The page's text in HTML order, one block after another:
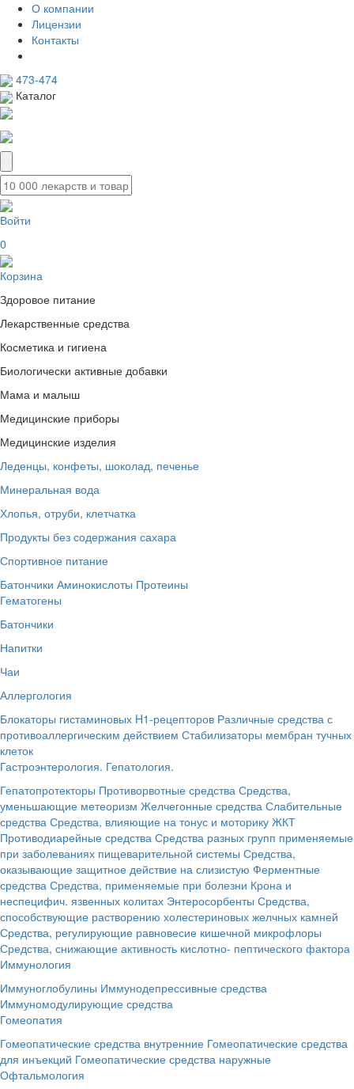
О компании
Лицензии
Контакты
473-474
Каталог
Войти
0
Корзина
Здоровое питание
Лекарственные средства
Косметика и гигиена
Биологически активные добавки
Мама и малыш
Медицинские приборы
Медицинские изделия
Леденцы, конфеты, шоколад, печенье
Минеральная вода
Хлопья, отруби, клетчатка
Продукты без содержания сахара
Спортивное питание
Батончики Аминокислоты Протеины
Гематогены
Батончики
Напитки
Чаи
Аллергология
Блокаторы гистаминовых H1-рецепторов Различные средства с
противоаллергическим действием Стабилизаторы мембран тучных
клеток
Гастроэнтерология. Гепатология.
Гепатопротекторы Противорвотные средства Средства,
уменьшающие метеоризм Желчегонные средства Слабительные
средства Средства, влияющие на тонус и моторику ЖКТ
Противодиарейные средства Средства разных групп применяемые
при заболеваниях пищеварительной системы Средства,
оказывающие защитное действие на слизистую Ферментные
средства Средства, применяемые при болезни Крона и
неспецифич. язвенных колитах Энтеросорбенты Средства,
способствующие растворению холестериновых желчных камней
Средства, регулирующие равновесие кишечной микрофлоры
Средства, снижающие активность кислотно- пептического фактора
Иммунология
Иммуноглобулины Иммунодепрессивные средства
Иммуномодулирующие средства
Гомеопатия
Гомеопатические средства внутренние Гомеопатические средства
для инъекций Гомеопатические средства наружные
Офтальмология